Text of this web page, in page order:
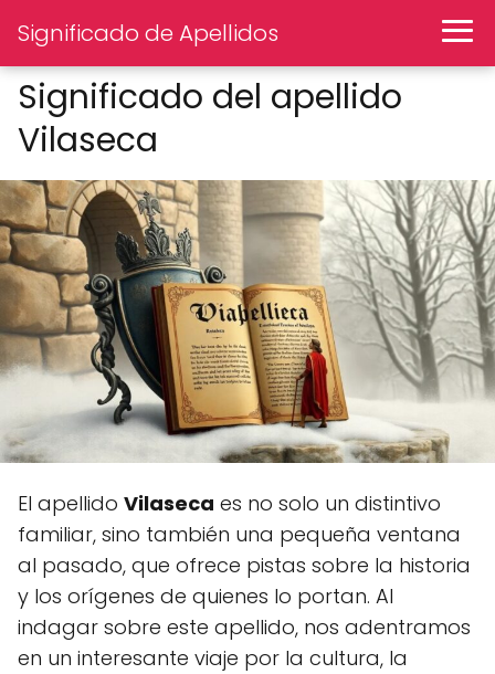
Significado de Apellidos
Significado del apellido
Vilaseca
El apellido Vilaseca es no solo un distintivo
familiar, sino también una pequeña ventana
al pasado, que ofrece pistas sobre la historia
y los orígenes de quienes lo portan. Al
indagar sobre este apellido, nos adentramos
en un interesante viaje por la cultura, la